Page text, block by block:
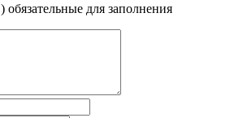
) обязательные для заполнения